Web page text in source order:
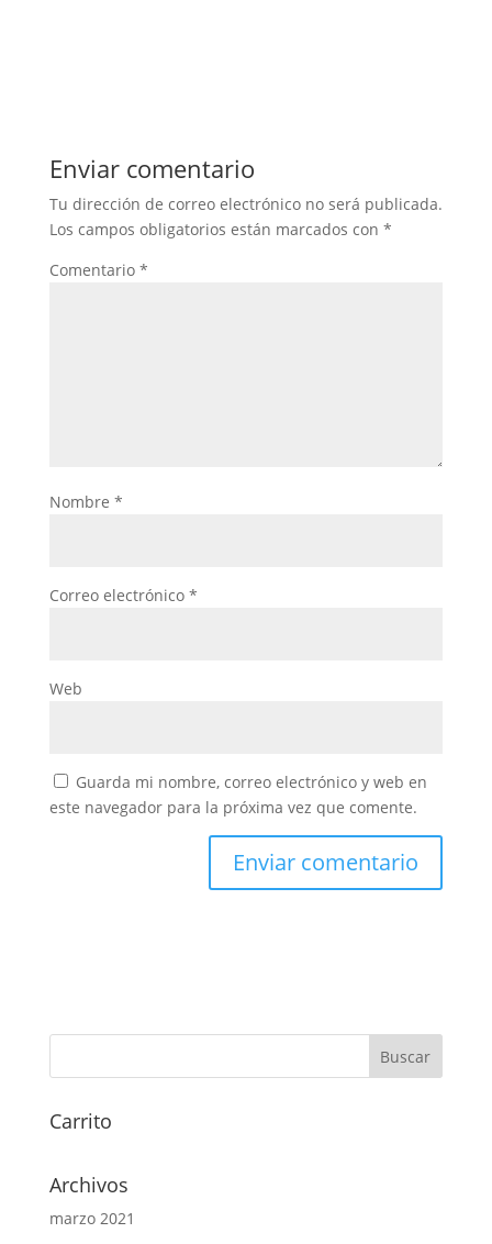
Enviar comentario
Tu dirección de correo electrónico no será publicada.
Los campos obligatorios están marcados con *
Comentario *
Nombre *
Correo electrónico *
Web
Guarda mi nombre, correo electrónico y web en
este navegador para la próxima vez que comente.
Carrito
Archivos
marzo 2021